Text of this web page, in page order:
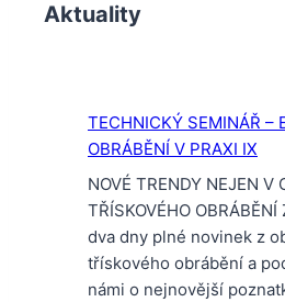
Aktuality
TECHNICKÝ SEMINÁŘ –
OBRÁBĚNÍ V PRAXI IX
NOVÉ TRENDY NEJEN V
TŘÍSKOVÉHO
dva dny plné novinek z
třískového obrábění a
námi o nejnovější